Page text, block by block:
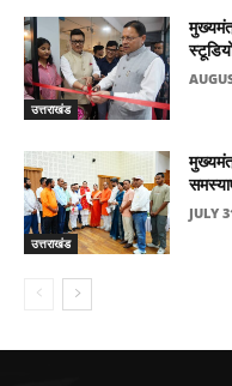
उत्तराखंड
उत्तराखंड
JULY